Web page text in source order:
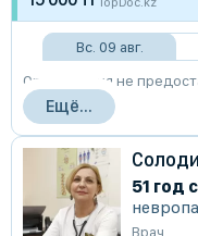
Вс. 09 авг.
Организация не
Ещё...
51 год
Врач